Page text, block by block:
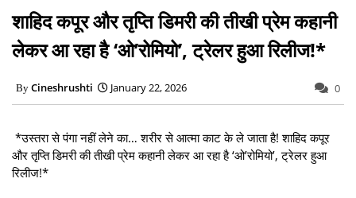
शाहिद कपूर और तृप्ति डिमरी की तीखी प्रेम कहानी
लेकर आ रहा है ‘ओ’रोमियो’, ट्रेलर हुआ रिलीज!*
Cineshrushti January 22, 2026 0
*उस्तरा से पंगा नहीं लेने का… शरीर से आत्मा काट के ले जाता है! शाहिद कपूर
और तृप्ति डिमरी की तीखी प्रेम कहानी लेकर आ रहा है ‘ओ’रोमियो’, ट्रेलर हुआ
रिलीज!*